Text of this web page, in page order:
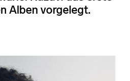
Alben vorgelegt.